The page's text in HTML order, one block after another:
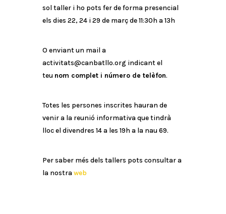
sol taller i ho pots fer de forma presencial
els dies 22, 24 i 29 de març de 11:30h a 13h
O enviant un mail a
activitats@canbatllo.org indicant el
teu nom complet i número de telèfon.
Totes les persones inscrites hauran de
venir a la reunió informativa que tindrà
lloc el divendres 14 a les 19h a la nau 69.
Per saber més dels tallers pots consultar a
la nostra web